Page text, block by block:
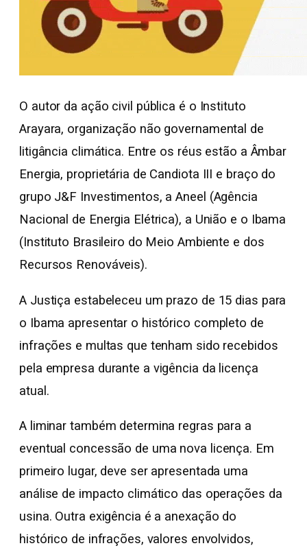
O autor da ação civil pública é o Instituto
Arayara, organização não governamental de
litigância climática. Entre os réus estão a Âmbar
Energia, proprietária de Candiota III e braço do
grupo J&F Investimentos, a Aneel (Agência
Nacional de Energia Elétrica), a União e o Ibama
(Instituto Brasileiro do Meio Ambiente e dos
Recursos Renováveis).
A Justiça estabeleceu um prazo de 15 dias para
o Ibama apresentar o histórico completo de
infrações e multas que tenham sido recebidos
pela empresa durante a vigência da licença
atual.
A liminar também determina regras para a
eventual concessão de uma nova licença. Em
primeiro lugar, deve ser apresentada uma
análise de impacto climático das operações da
usina. Outra exigência é a anexação do
histórico de infrações, valores envolvidos,